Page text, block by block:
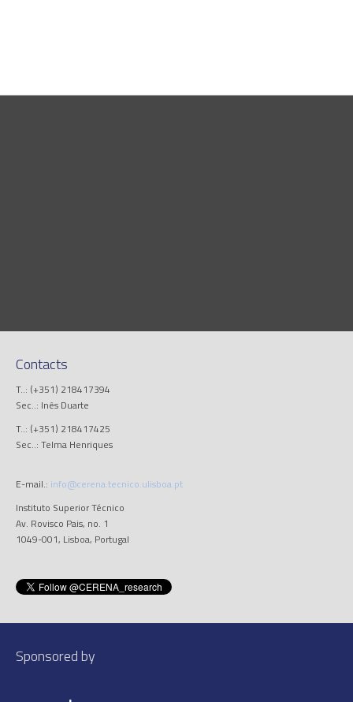
Contacts
T..: (+351) 218417394
Sec..: Inês Duarte
T..: (+351) 218417425
Sec..: Telma Henriques
E-mail.: info@cerena.tecnico.ulisboa.pt
Instituto Superior Técnico
Av. Rovisco Pais, no. 1
1049-001, Lisboa, Portugal
Sponsored by